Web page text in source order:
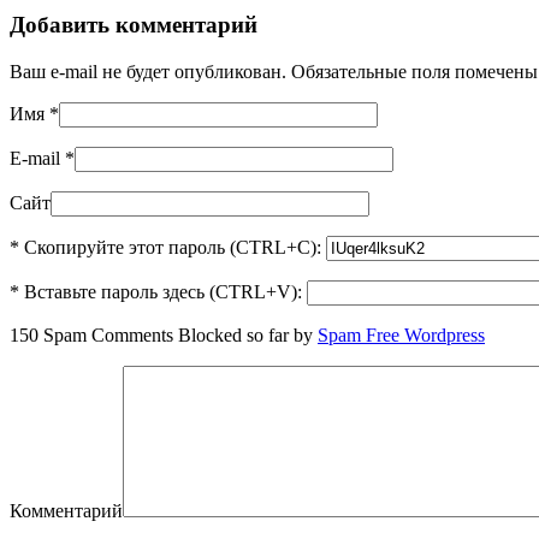
Добавить комментарий
Ваш e-mail не будет опубликован. Обязательные поля
Имя *
E-mail *
Сайт
* Скопируйте этот пароль (CTRL+C):
* Вставьте пароль здесь (CTRL+V):
150 Spam Comments Blocked so far by Spam Free Wordpress
Комментарий